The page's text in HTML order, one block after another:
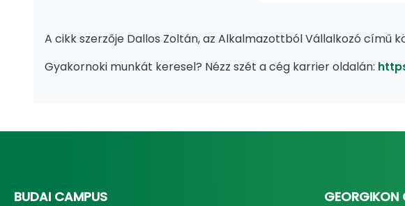
​​​​​​​A cikk szerzője Dallos Zoltán, az Alkalmazottból Vállalkozó című
Gyakornoki munkát keresel? Nézz szét a cég karrier oldalán:
BUDAI CAMPUS GEORGIKON